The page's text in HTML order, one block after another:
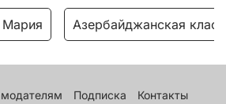
Мария Азербайджанская
Подписка Контакты